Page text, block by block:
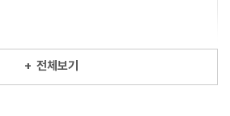
예약
+ 전체보기